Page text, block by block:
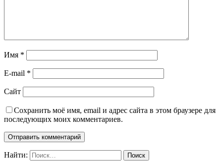
Имя *
E-mail *
Сайт
Сохранить моё имя, email и адрес сайта в этом браузере для
последующих моих комментариев.
Найти: